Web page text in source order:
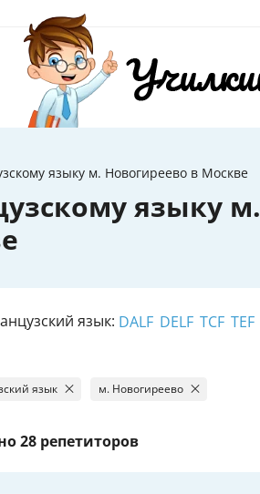
языку м. Новогиреево в Москве
языку м.
язык: DALF DELF TCF TEF
язык м. Новогиреево
28 репетиторов